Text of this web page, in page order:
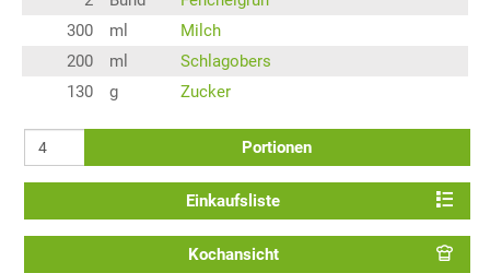
300
ml
Milch
200
ml
Schlagobers
130
g Zucker
Portionen
Einkaufsliste
Kochansicht